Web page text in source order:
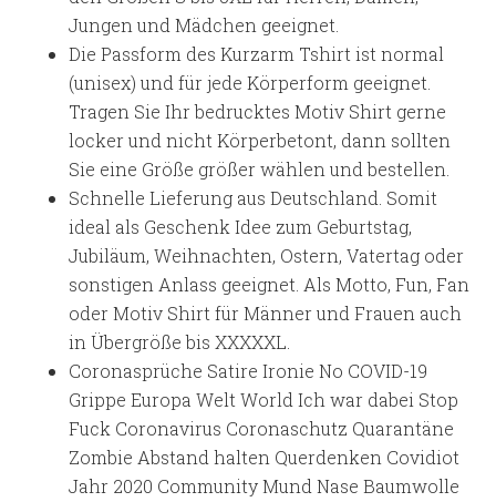
Jungen und Mädchen geeignet.
Die Passform des Kurzarm Tshirt ist normal
(unisex) und für jede Körperform geeignet.
Tragen Sie Ihr bedrucktes Motiv Shirt gerne
locker und nicht Körperbetont, dann sollten
Sie eine Größe größer wählen und bestellen.
Schnelle Lieferung aus Deutschland. Somit
ideal als Geschenk Idee zum Geburtstag,
Jubiläum, Weihnachten, Ostern, Vatertag oder
sonstigen Anlass geeignet. Als Motto, Fun, Fan
oder Motiv Shirt für Männer und Frauen auch
in Übergröße bis XXXXXL.
Coronasprüche Satire Ironie No COVID-19
Grippe Europa Welt World Ich war dabei Stop
Fuck Coronavirus Coronaschutz Quarantäne
Zombie Abstand halten Querdenken Covidiot
Jahr 2020 Community Mund Nase Baumwolle